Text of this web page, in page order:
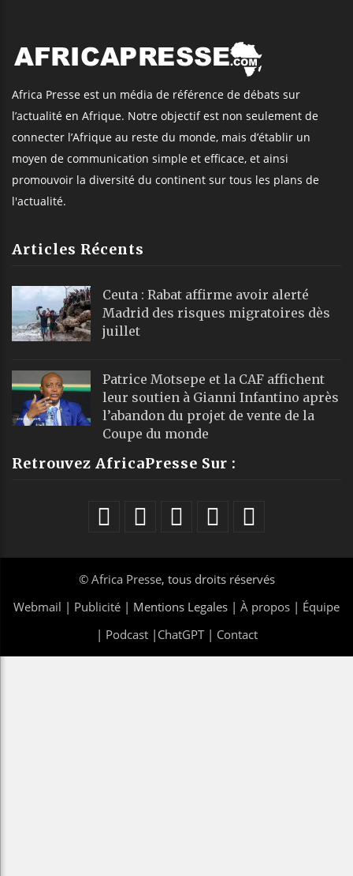
Africa Presse est un média de référence de débats sur
l’actualité en Afrique. Notre objectif est non seulement de
connecter l’Afrique au reste du monde, mais d’établir un
moyen de communication simple et efficace, et ainsi
promouvoir la diversité du continent sur tous les plans de
l'actualité.
Articles Récents
Ceuta : Rabat affirme avoir alerté
Madrid des risques migratoires dès
juillet
Patrice Motsepe et la CAF affichent
leur soutien à Gianni Infantino après
l’abandon du projet de vente de la
Coupe du monde
Retrouvez AfricaPresse Sur :
© Africa Presse, tous droits réservés
Webmail | Publicité | Mentions Legales | À propos | Équipe
| Podcast| ChatGPT| Contact